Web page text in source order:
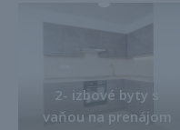
2- izbové byty s
vaňou na prenájom